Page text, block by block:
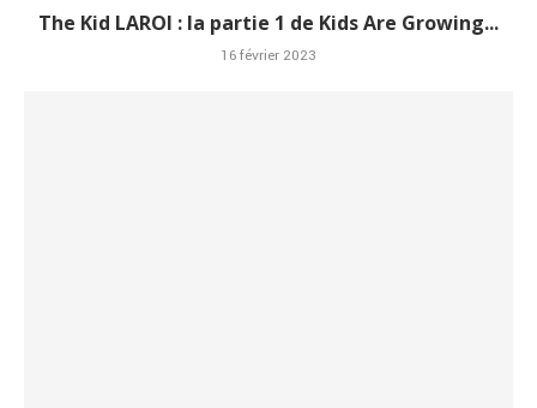
The Kid LAROI : la partie 1 de Kids Are Growing...
16 février 2023